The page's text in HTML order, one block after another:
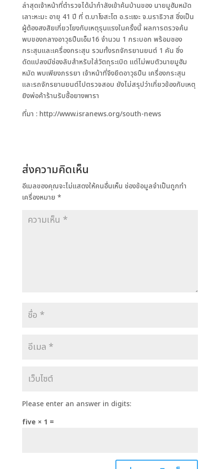
ล่าสุดเจ้าหน้าที่ตำรวจได้นำกำลังเข้าค้นบ้านของ นายมูฮัมหมัด
เลาะหะมะ อายุ 41 ปี ที่ ต.บาโงสะโต อ.ระแงะ จ.นราธิวาส ซึ่งเป็น
ผู้ต้องสงสัยเกี่ยวโยงกับเหตุรุนแรงในครั้งนี้ ผลการตรวจค้น
พบของกลางอาวุธปืนเอ็ม16 จำนวน 1 กระบอก พร้อมซอง
กระสุนและเครื่องกระสุน รวมทั้งรถจักรยานยนต์ 1 คัน ซึ่ง
ดัดแปลงมีช่องลับสำหรับใส่วัตถุระเบิด แต่ไม่พบตัวนายมูฮัม
หมัด พบเพียงภรรยา เจ้าหน้าที่จึงยึดอาวุธปืน เครื่องกระสุน
และรถจักรยานยนต์ไปตรวจสอบ ยังไม่สรุปว่าเกี่ยวข้องกับเหตุ
ยิงพ่อค้าร้านรับซื้อยางพารา
ที่มา : http://www.isranews.org/south-news
ส่งความคิดเห็น
อีเมลของคุณจะไม่แสดงให้คนอื่นเห็น ช่องข้อมูลจำเป็นถูกทำ
เครื่องหมาย *
Please enter an answer in digits:
five × 1 =